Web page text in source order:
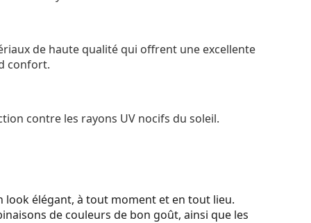
de haute qualité qui offrent une excellente
confort.
contre les rayons UV nocifs du soleil.
look élégant, à tout moment et en tout lieu.
de couleurs de bon goût, ainsi que les